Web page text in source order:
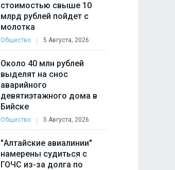
стоимостью свыше 10
млрд рублей пойдет с
молотка
Общество 5 Августа, 2026
Около 40 млн рублей
выделят на снос
аварийного
девятиэтажного дома в
Бийске
Общество 5 Августа, 2026
"Алтайские авиалинии"
намерены судиться с
ГОЧС из-за долга по